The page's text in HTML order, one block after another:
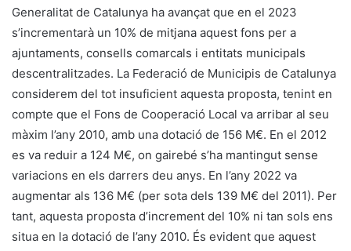
Generalitat de Catalunya ha avançat que en el 2023
s’incrementarà un 10% de mitjana aquest fons per a
ajuntaments, consells comarcals i entitats municipals
descentralitzades. La Federació de Municipis de Catalunya
considerem del tot insuficient aquesta proposta, tenint en
compte que el Fons de Cooperació Local va arribar al seu
màxim l’any 2010, amb una dotació de 156 M€. En el 2012
es va reduir a 124 M€, on gairebé s’ha mantingut sense
variacions en els darrers deu anys. En l’any 2022 va
augmentar als 136 M€ (per sota dels 139 M€ del 2011). Per
tant, aquesta proposta d’increment del 10% ni tan sols ens
situa en la dotació de l’any 2010. És evident que aquest